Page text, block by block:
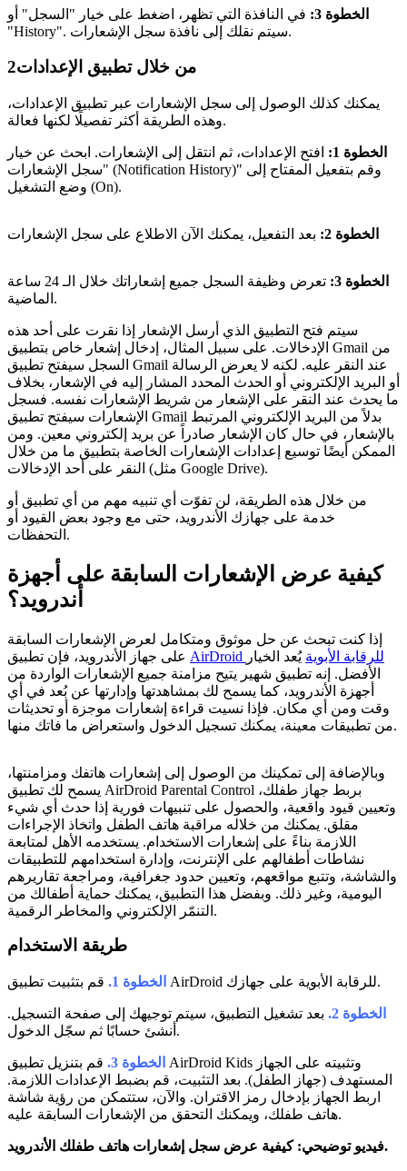
الخطوة 3:
في النافذة التي تظهر، اضغط على خيار "السجل" أو
"History". سيتم نقلك إلى نافذة سجل الإشعارات.
2من خلال تطبيق الإعدادات
يمكنك كذلك الوصول إلى سجل الإشعارات عبر تطبيق الإعدادات،
وهذه الطريقة أكثر تفصيلًا لكنها فعالة.
الخطوة 1:
افتح الإعدادات، ثم انتقل إلى الإشعارات. ابحث عن خيار
"سجل الإشعارات (Notification History)" وقم بتفعيل المفتاح إلى
وضع التشغيل (On).
الخطوة 2: بعد التفعيل، يمكنك الآن الاطلاع على سجل الإشعارات
الخطوة 3:
تعرض وظيفة السجل جميع إشعاراتك خلال الـ 24 ساعة
الماضية.
سيتم فتح التطبيق الذي أرسل الإشعار إذا نقرت على أحد هذه
الإدخالات. على سبيل المثال، إدخال إشعار خاص بتطبيق Gmail من
السجل سيفتح تطبيق Gmail عند النقر عليه. لكنه لا يعرض الرسالة
أو البريد الإلكتروني أو الحدث المحدد المشار إليه في الإشعار، بخلاف
ما يحدث عند النقر على الإشعار من شريط الإشعارات نفسه. فسجل
الإشعارات سيفتح تطبيق Gmail بدلاً من البريد الإلكتروني المرتبط
بالإشعار، في حال كان الإشعار صادراً عن بريد إلكتروني معين. ومن
الممكن أيضًا توسيع إعدادات الإشعارات الخاصة بتطبيق ما من خلال
النقر على أحد الإدخالات (مثل Google Drive).
من خلال هذه الطريقة، لن تفوّت أي تنبيه مهم من أي تطبيق أو
خدمة على جهازك الأندرويد، حتى مع وجود بعض القيود أو
التحفظات.
كيفية عرض الإشعارات السابقة على أجهزة
أندرويد؟
إذا كنت تبحث عن حل موثوق ومتكامل لعرض الإشعارات السابقة
AirDroid للرقابة الأبوية يُعد الخيار
الأفضل. إنه تطبيق شهير يتيح مزامنة جميع الإشعارات الواردة من
أجهزة الأندرويد، كما يسمح لك بمشاهدتها وإدارتها عن بُعد في أي
وقت ومن أي مكان. فإذا نسيت قراءة إشعارات موجزة أو تحديثات
من تطبيقات معينة، يمكنك تسجيل الدخول واستعراض ما فاتك منها.
وبالإضافة إلى تمكينك من الوصول إلى إشعارات هاتفك ومزامنتها،
يسمح لك تطبيق AirDroid Parental Control بربط جهاز طفلك،
وتعيين قيود واقعية، والحصول على تنبيهات فورية إذا حدث أي شيء
مقلق. يمكنك من خلاله مراقبة هاتف الطفل واتخاذ الإجراءات
اللازمة بناءً على إشعارات الاستخدام. يستخدمه الأهل لمتابعة
نشاطات أطفالهم على الإنترنت، وإدارة استخدامهم للتطبيقات
والشاشة، وتتبع مواقعهم، وتعيين حدود جغرافية، ومراجعة تقاريرهم
اليومية، وغير ذلك. وبفضل هذا التطبيق، يمكنك حماية أطفالك من
التنمّر الإلكتروني والمخاطر الرقمية.
طريقة الاستخدام
الخطوة 1. قم بتثبيت تطبيق AirDroid للرقابة الأبوية على جهازك.
الخطوة 2.
بعد تشغيل التطبيق، سيتم توجيهك إلى صفحة التسجيل.
أنشئ حسابًا ثم سجّل الدخول.
الخطوة 3.
قم بتنزيل تطبيق AirDroid Kids وتثبيته على الجهاز
المستهدف (جهاز الطفل). بعد التثبيت، قم بضبط الإعدادات اللازمة.
اربط الجهاز بإدخال رمز الاقتران. والآن، ستتمكن من رؤية شاشة
هاتف طفلك، ويمكنك التحقق من الإشعارات السابقة عليه.
فيديو توضيحي: كيفية عرض سجل إشعارات هاتف طفلك الأندرويد.